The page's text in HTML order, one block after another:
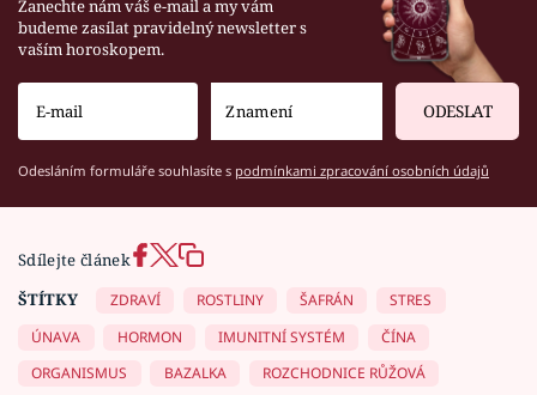
Zanechte nám váš e-mail a my vám
budeme zasílat pravidelný newsletter s
vaším horoskopem.
ODESLAT
Odesláním formuláře souhlasíte s podmínkami zpracování osobních údajů
Sdílejte článek
ŠTÍTKY
ZDRAVÍ ROSTLINY ŠAFRÁN
STRES
ÚNAVA
HORMON IMUNITNÍ SYSTÉM
ČÍNA
ORGANISMUS
BAZALKA ROZCHODNICE RŮŽOVÁ